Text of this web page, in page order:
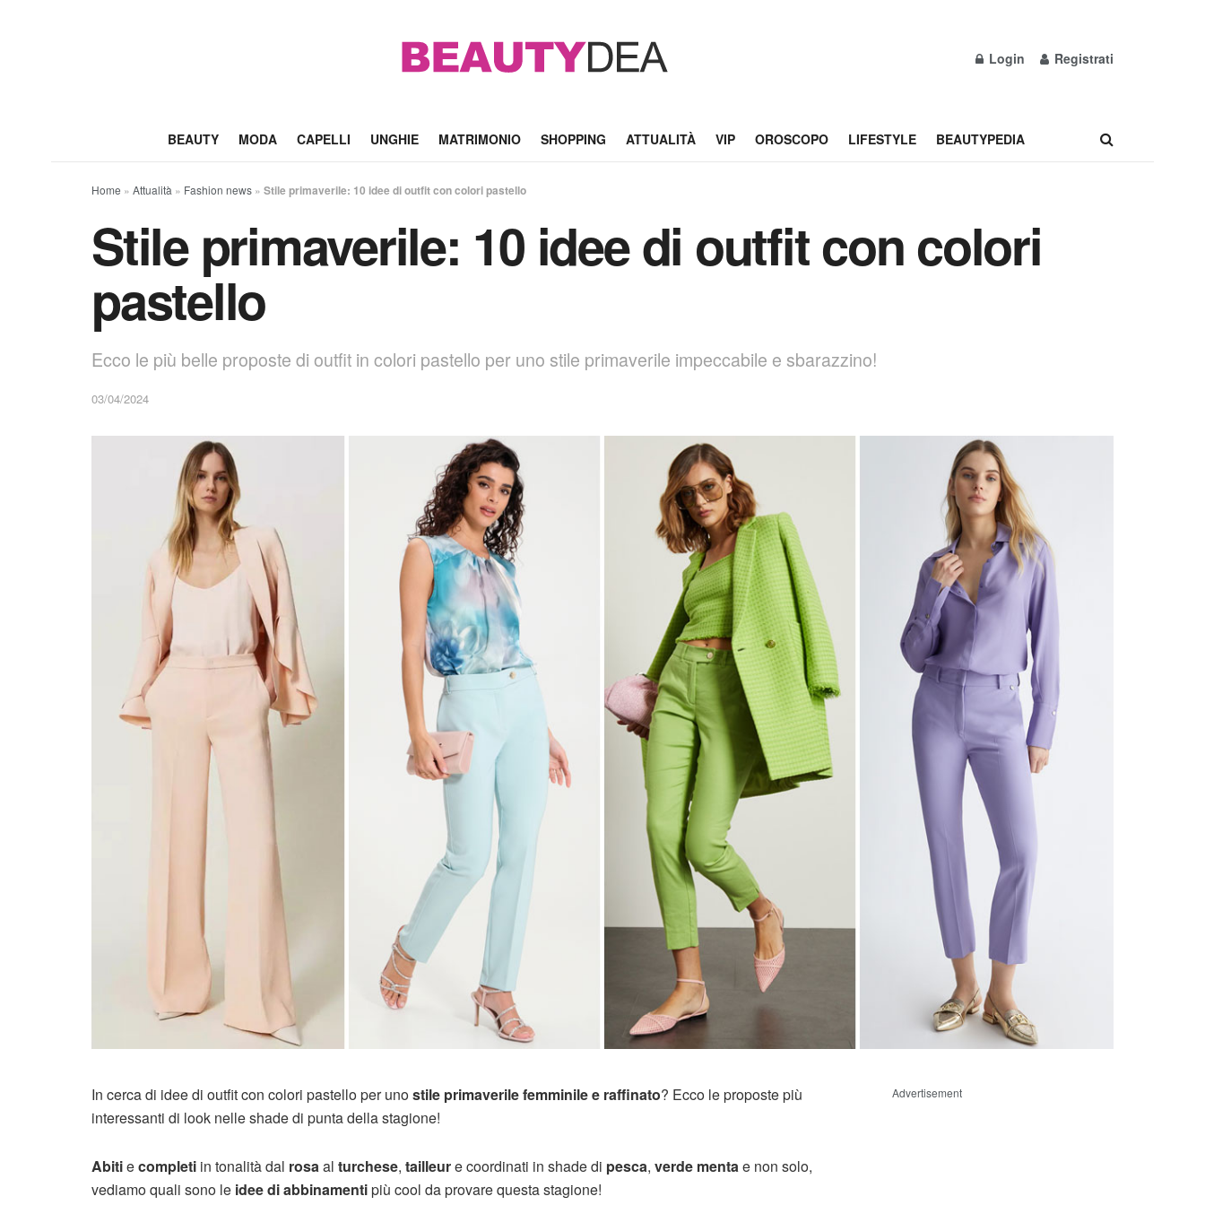
Login Registrati
BEAUTY MODA CAPELLI UNGHIE MATRIMONIO SHOPPING ATTUALITÀ VIP OROSCOPO LIFESTYLE BEAUTYPEDIA
Home » Attualità » Fashion news » Stile primaverile: 10 idee di outfit con colori pastello
Stile primaverile: 10 idee di outfit con colori
pastello
Ecco le più belle proposte di outfit in colori pastello per uno stile primaverile impeccabile e sbarazzino!
03/04/2024
In cerca di idee di outfit con colori pastello per unostile primaverile femminile e raffinato? Ecco le proposte più
interessanti di look nelle shade di punta della stagione!
Abitiecompleti in tonalità dal rosaal turchese, tailleure coordinati in shade di pesca, verde mentae non solo,
vediamo quali sono le idee di abbinamentipiù cool da provare questa stagione!
Advertisement